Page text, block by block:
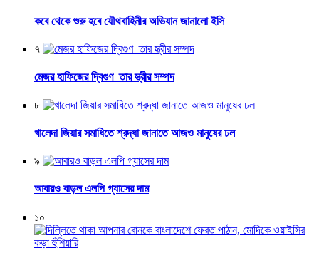
কবে থেকে শুরু হবে যৌথবাহিনীর অভিযান জানালো ইসি
৭
মেজর হাফিজের দ্বিগুণ তার স্ত্রীর সম্পদ
৮
খালেদা জিয়ার সমাধিতে শ্রদ্ধা জানাতে আজও মানুষের ঢল
৯
আবারও বাড়ল এলপি গ্যাসের দাম
১০